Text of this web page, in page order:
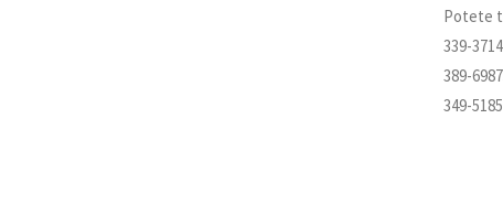
Potete
339-
389-
349-